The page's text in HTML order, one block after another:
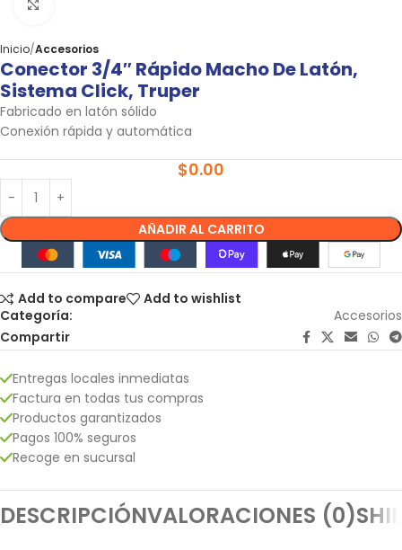
Inicio Accesorios
Conector 3/4″ Rápido Macho De Latón,
Sistema Click, Truper
Fabricado en latón sólido
Conexión rápida y automática
$0.00
AÑADIR AL CARRITO
Add to compare
Add to wishlist
Categoría:
Accesorios
Compartir
Entregas locales inmediatas
Factura en todas tus compras
Productos garantizados
Pagos 100% seguros
Recoge en sucursal
DESCRIPCIÓNVALORACIONES (0)